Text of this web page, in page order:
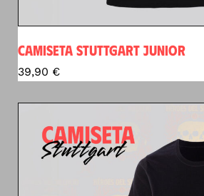
CAMISETA STUTTGART JUNIOR
39,90 €